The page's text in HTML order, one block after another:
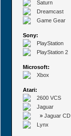
Saturn
Dreamcast
Game Gear
Sony:
PlayStation
PlayStation 2
Microsoft:
Xbox
Atari:
2600 VCS
Jaguar
» Jaguar CD
Lynx